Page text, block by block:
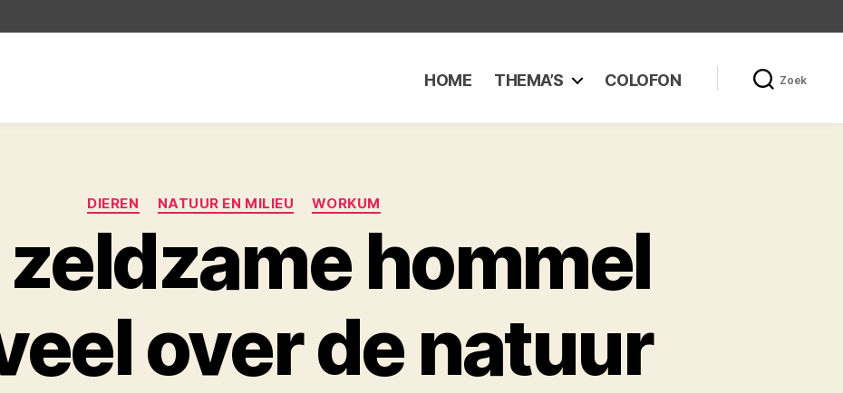
HOME THEMA’S COLOFON Zoek
Categorieën
DIEREN NATUUR EN MILIEU WORKUM
zeldzame hommel
over de natuur